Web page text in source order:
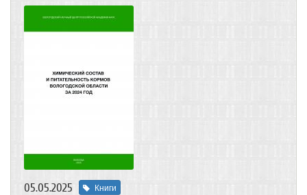
05.05.2025 Книги